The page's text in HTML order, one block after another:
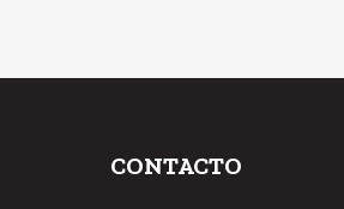
CONTACTO